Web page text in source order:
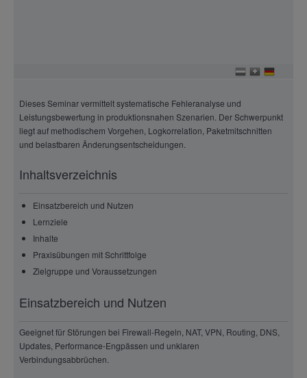
Dieses Seminar vermittelt systematische Fehleranalyse und
Leistungsbewertung in produktionsnahen Szenarien. Der Schwerpunkt
liegt auf methodischem Vorgehen, Logkorrelation, Paketmitschnitten
und belastbaren Änderungsentscheidungen.
Inhaltsverzeichnis
Einsatzbereich und Nutzen
Lernziele
Inhalte
Praxisübungen mit Schrittfolge
Zielgruppe und Voraussetzungen
Einsatzbereich und Nutzen
Geeignet für Störungen bei Firewall-Regeln, NAT, VPN, Routing, DNS,
Updates, Performance-Engpässen und unklaren
Verbindungsabbrüchen.